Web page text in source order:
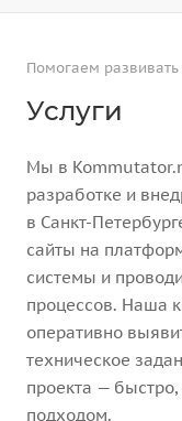
Помогаем развивать
Услуги
Мы в
разработке и
в Санкт-
сайты на
системы и
процессов. Наша
оперативно
техническое
проекта —
подходом.